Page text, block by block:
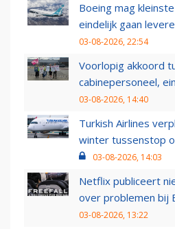
Boeing mag
eindelijk gaan
03-08-2026, 22:54
Voorlopig akkoord
cabinepersoneel,
03-08-2026, 14:40
Turkish Airlines
winter tussenstop
03-08-2026, 14:03
Netflix publiceert
over problemen bij
03-08-2026, 13:22